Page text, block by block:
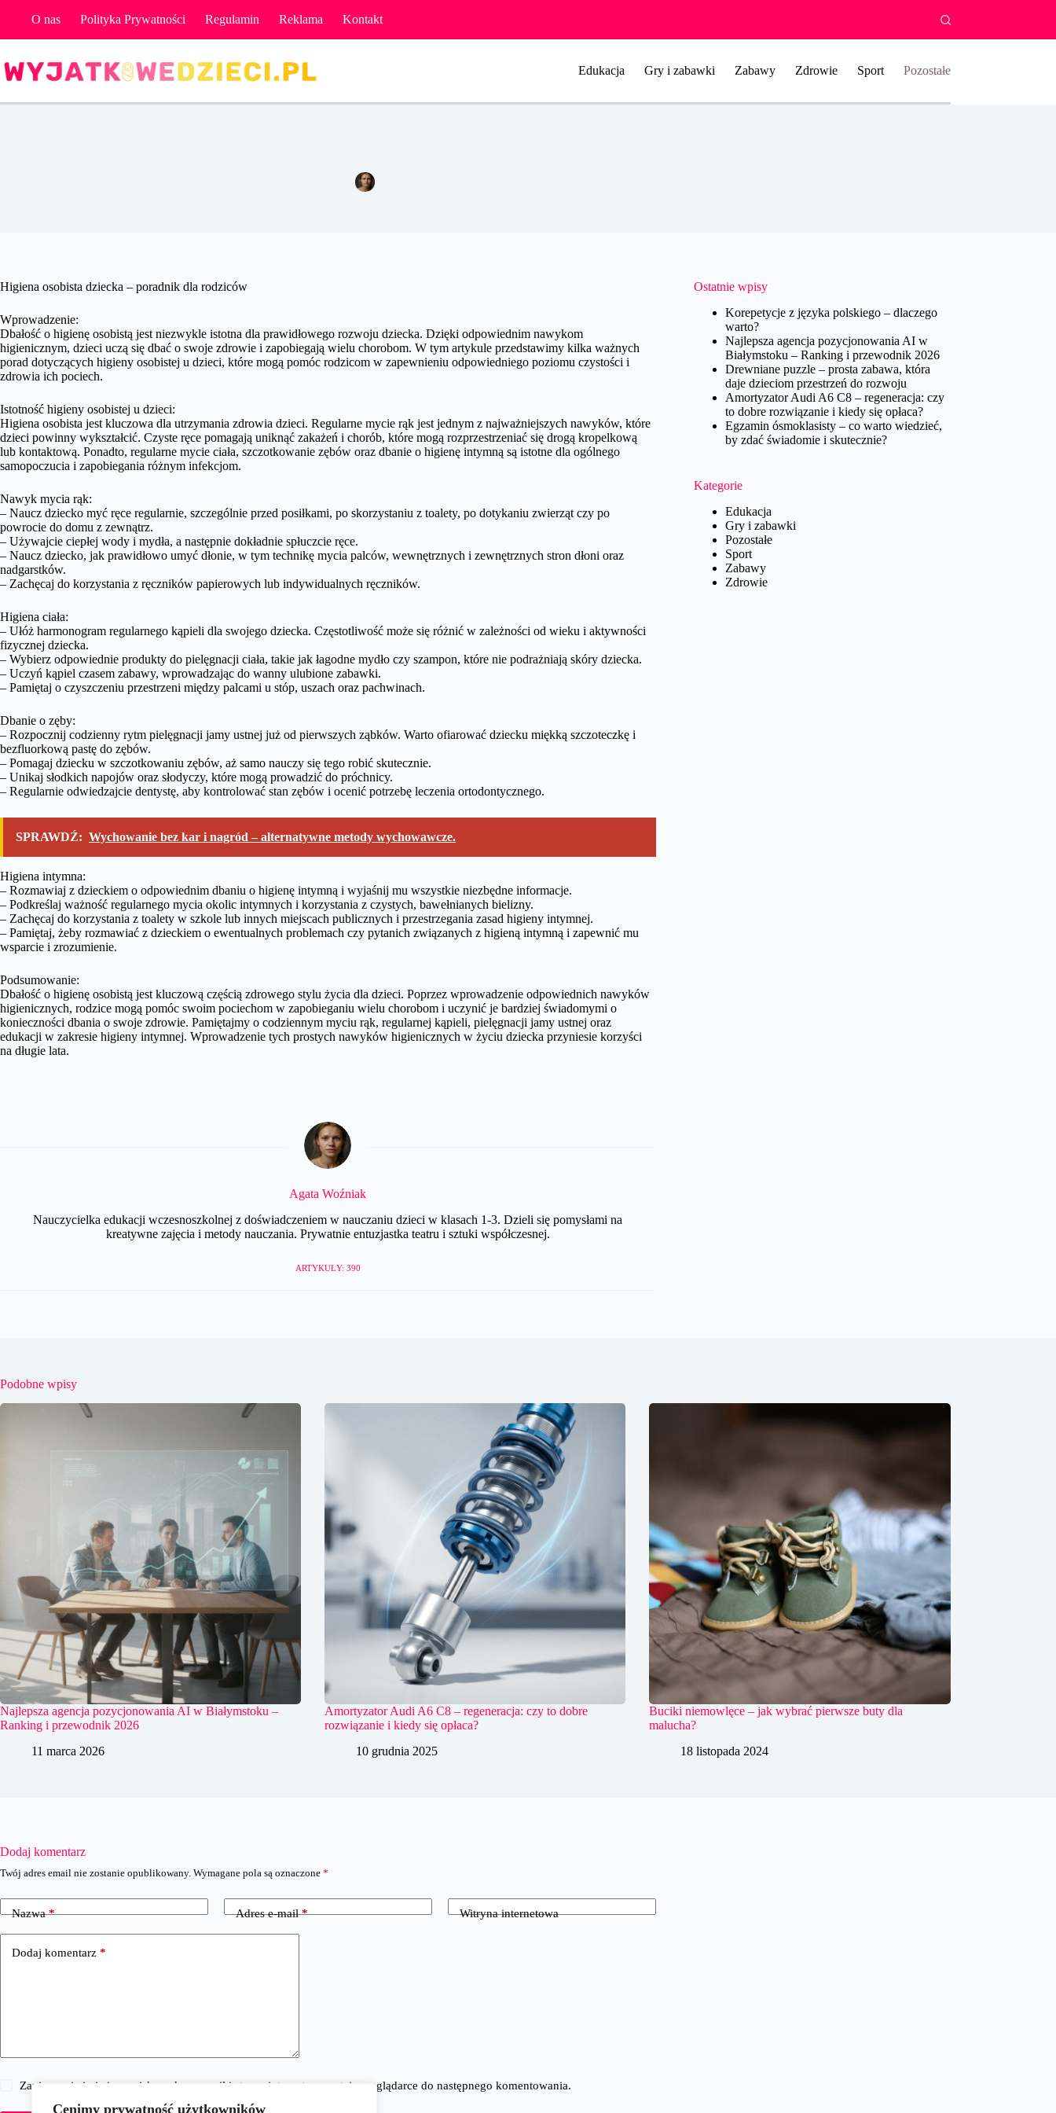
Cenimy prywatność użytkowników
O nas Polityka Prywatności Regulamin Reklama Kontakt
Edukacja Gry i zabawki Zabawy Zdrowie Sport Pozostałe
Higiena osobista dziecka – poradnik dla rodziców
Wprowadzenie:
Dbałość o higienę osobistą jest niezwykle istotna dla prawidłowego rozwoju dziecka. Dzięki odpowiednim nawykom
higienicznym, dzieci uczą się dbać o swoje zdrowie i zapobiegają wielu chorobom. W tym artykule przedstawimy kilka ważnych
porad dotyczących higieny osobistej u dzieci, które mogą pomóc rodzicom w zapewnieniu odpowiedniego poziomu czystości i
zdrowia ich pociech.
Istotność higieny osobistej u dzieci:
Higiena osobista jest kluczowa dla utrzymania zdrowia dzieci. Regularne mycie rąk jest jednym z najważniejszych nawyków, które
dzieci powinny wykształcić. Czyste ręce pomagają uniknąć zakażeń i chorób, które mogą rozprzestrzeniać się drogą kropelkową
lub kontaktową. Ponadto, regularne mycie ciała, szczotkowanie zębów oraz dbanie o higienę intymną są istotne dla ogólnego
samopoczucia i zapobiegania różnym infekcjom.
Nawyk mycia rąk:
– Naucz dziecko myć ręce regularnie, szczególnie przed posiłkami, po skorzystaniu z toalety, po dotykaniu zwierząt czy po
powrocie do domu z zewnątrz.
– Używajcie ciepłej wody i mydła, a następnie dokładnie spłuczcie ręce.
– Naucz dziecko, jak prawidłowo umyć dłonie, w tym technikę mycia palców, wewnętrznych i zewnętrznych stron dłoni oraz
nadgarstków.
– Zachęcaj do korzystania z ręczników papierowych lub indywidualnych ręczników.
Higiena ciała:
– Ułóż harmonogram regularnego kąpieli dla swojego dziecka. Częstotliwość może się różnić w zależności od wieku i aktywności
fizycznej dziecka.
– Wybierz odpowiednie produkty do pielęgnacji ciała, takie jak łagodne mydło czy szampon, które nie podrażniają skóry dziecka.
– Uczyń kąpiel czasem zabawy, wprowadzając do wanny ulubione zabawki.
– Pamiętaj o czyszczeniu przestrzeni między palcami u stóp, uszach oraz pachwinach.
Dbanie o zęby:
– Rozpocznij codzienny rytm pielęgnacji jamy ustnej już od pierwszych ząbków. Warto ofiarować dziecku miękką szczoteczkę i
bezfluorkową pastę do zębów.
– Pomagaj dziecku w szczotkowaniu zębów, aż samo nauczy się tego robić skutecznie.
– Unikaj słodkich napojów oraz słodyczy, które mogą prowadzić do próchnicy.
– Regularnie odwiedzajcie dentystę, aby kontrolować stan zębów i ocenić potrzebę leczenia ortodontycznego.
SPRAWDŹ: Wychowanie bez kar i nagród – alternatywne metody wychowawcze.
Higiena intymna:
– Rozmawiaj z dzieckiem o odpowiednim dbaniu o higienę intymną i wyjaśnij mu wszystkie niezbędne informacje.
– Podkreślaj ważność regularnego mycia okolic intymnych i korzystania z czystych, bawełnianych bielizny.
– Zachęcaj do korzystania z toalety w szkole lub innych miejscach publicznych i przestrzegania zasad higieny intymnej.
– Pamiętaj, żeby rozmawiać z dzieckiem o ewentualnych problemach czy pytanich związanych z higieną intymną i zapewnić mu
wsparcie i zrozumienie.
Podsumowanie:
Dbałość o higienę osobistą jest kluczową częścią zdrowego stylu życia dla dzieci. Poprzez wprowadzenie odpowiednich nawyków
higienicznych, rodzice mogą pomóc swoim pociechom w zapobieganiu wielu chorobom i uczynić je bardziej świadomymi o
konieczności dbania o swoje zdrowie. Pamiętajmy o codziennym myciu rąk, regularnej kąpieli, pielęgnacji jamy ustnej oraz
edukacji w zakresie higieny intymnej. Wprowadzenie tych prostych nawyków higienicznych w życiu dziecka przyniesie korzyści
na długie lata.
Agata Woźniak
Nauczycielka edukacji wczesnoszkolnej z doświadczeniem w nauczaniu dzieci w klasach 1-3. Dzieli się pomysłami na
kreatywne zajęcia i metody nauczania. Prywatnie entuzjastka teatru i sztuki współczesnej.
ARTYKUŁY: 390
Ostatnie wpisy
Korepetycje z języka polskiego – dlaczego
warto?
Najlepsza agencja pozycjonowania AI w
Białymstoku – Ranking i przewodnik 2026
Drewniane puzzle – prosta zabawa, która
daje dzieciom przestrzeń do rozwoju
Amortyzator Audi A6 C8 – regeneracja: czy
to dobre rozwiązanie i kiedy się opłaca?
Egzamin ósmoklasisty – co warto wiedzieć,
by zdać świadomie i skutecznie?
Kategorie
Edukacja
Gry i zabawki
Pozostałe
Sport
Zabawy
Zdrowie
Podobne wpisy
Najlepsza agencja pozycjonowania AI w Białymstoku –
Ranking i przewodnik 2026
11 marca 2026
Amortyzator Audi A6 C8 – regeneracja: czy to dobre
rozwiązanie i kiedy się opłaca?
10 grudnia 2025
Buciki niemowlęce – jak wybrać pierwsze buty dla
malucha?
18 listopada 2024
Dodaj komentarz
Twój adres email nie zostanie opublikowany. Wymagane pola są oznaczone *
Nazwa* Adres e-mail* Witryna internetowa
Dodaj komentarz *
Zapisz moje imię i nazwisko, adres e-mail i stronę internetową w tej przeglądarce do następnego komentowania.